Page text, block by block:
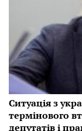
Ситуація з
термінового
депутатів і